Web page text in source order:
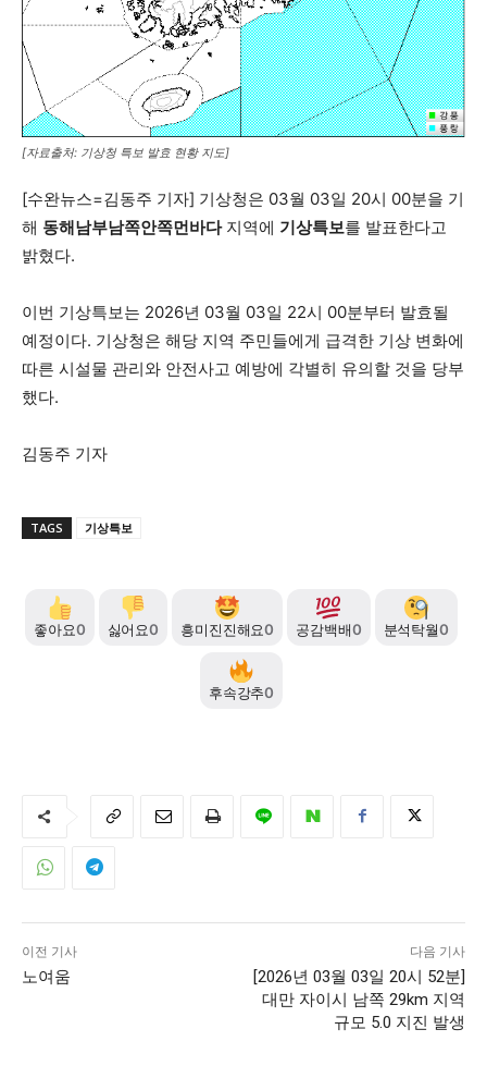
세대 지향 매체, 수완뉴스
[자료출처: 기상청 특보 발효 현황 지도]
[수완뉴스=김동주 기자] 기상청은 03월 03일 20시 00분을 기
해 동해남부남쪽안쪽먼바다지역에 기상특보를 발표한다고
밝혔다.
이번 기상특보는 2026년 03월 03일 22시 00분부터 발효될
예정이다. 기상청은 해당 지역 주민들에게 급격한 기상 변화에
따른 시설물 관리와 안전사고 예방에 각별히 유의할 것을 당부
했다.
김동주 기자
TAGS 기상특보
좋아요0 싫어요0 흥미진진해요0 공감백배0 분석탁월0
후속강추0
이전 기사
노여움
다음 기사
[2026년 03월 03일 20시 52분]
대만 자이시 남쪽 29km 지역
규모 5.0 지진 발생